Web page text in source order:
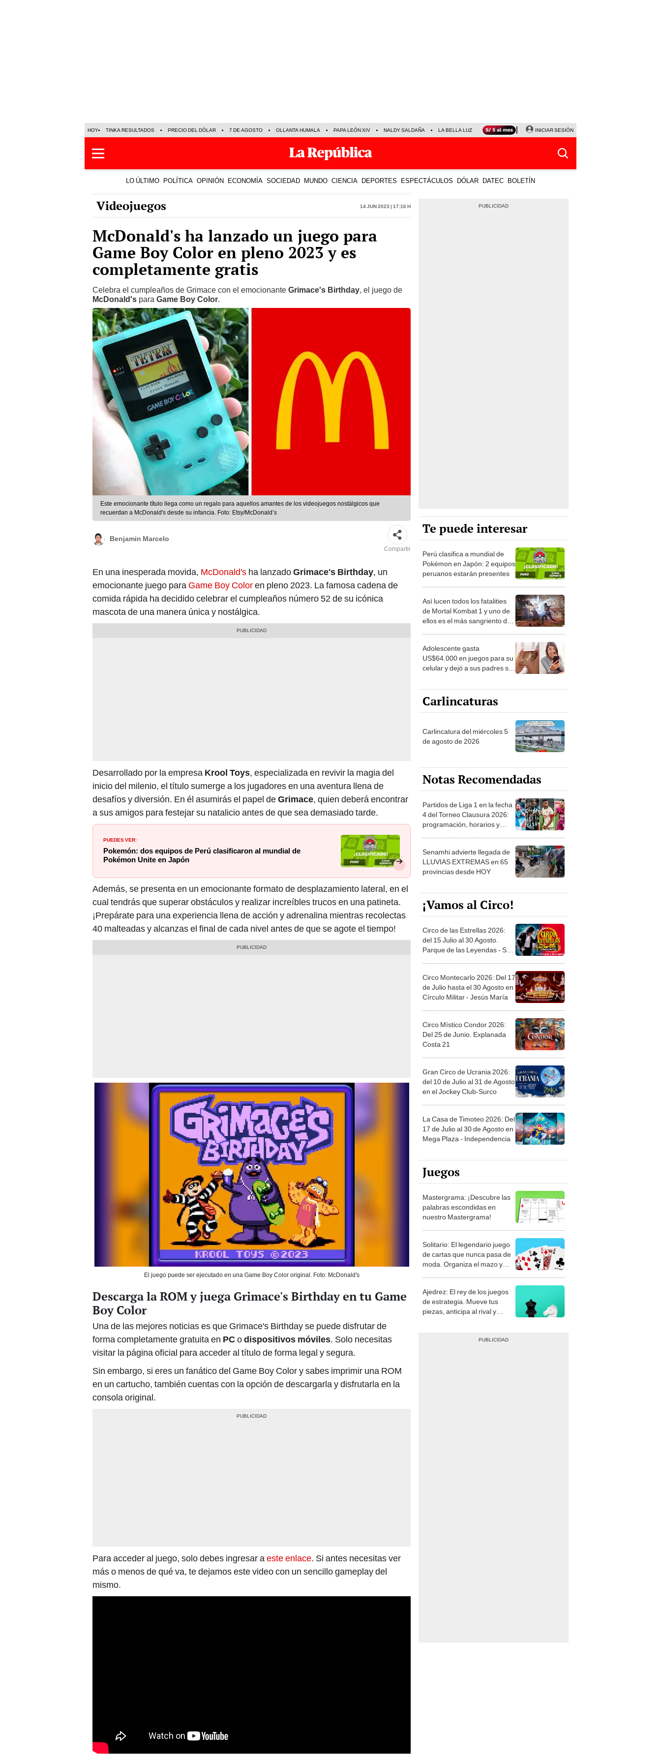
HOY TINKA RESULTADOS PRECIO DEL DÓLAR 7 DE AGOSTO OLLANTA HUMALA PAPA LEÓN XIV NALDY SALDAÑA LA BELLA LUZ MAGALY MEDINA SINUANO RESULTADOS HOY
INICIAR SESIÓN
LO ÚLTIMO POLÍTICA OPINIÓN ECONOMÍA SOCIEDAD MUNDO CIENCIA DEPORTES ESPECTÁCULOS DÓLAR DATEC BOLETÍN
Videojuegos 14 Jun 2023 | 17:16 h
McDonald's ha lanzado un juego para
Game Boy Color en pleno 2023 y es
completamente gratis
Celebra el cumpleaños de Grimace con el emocionante Grimace's Birthday, el juego de
McDonald's para Game Boy Color.
Este emocionante título llega como un regalo para aquellos amantes de los videojuegos nostálgicos que
recuerdan a McDonald's desde su infancia. Foto: Etsy/McDonald’s
Benjamin Marcelo
Compartir
En una inesperada movida, McDonald's ha lanzadoGrimace's Birthday, un
emocionante juego para Game Boy Coloren pleno 2023. La famosa cadena de
comida rápida ha decidido celebrar el cumpleaños número 52 de su icónica
mascota de una manera única y nostálgica.
Desarrollado por la empresa Krool Toys, especializada en revivir la magia del
inicio del milenio, el título sumerge a los jugadores en una aventura llena de
desafíos y diversión. En él asumirás el papel deGrimace, quien deberá encontrar
a sus amigos para festejar su natalicio antes de que sea demasiado tarde.
PUEDES VER:
Pokemón: dos equipos de Perú clasificaron al mundial de
Pokémon Unite en Japón
Además, se presenta en un emocionante formato de desplazamiento lateral, en el
cual tendrás que superar obstáculos y realizar increíbles trucos en una patineta.
¡Prepárate para una experiencia llena de acción y adrenalina mientras recolectas
40 malteadas y alcanzas el final de cada nivel antes de que se agote el tiempo!
El juego puede ser ejecutado en una Game Boy Color original. Foto: McDonald's
Descarga la ROM y juega Grimace's Birthday en tu Game
Boy Color
Una de las mejores noticias es que Grimace's Birthday se puede disfrutar de
forma completamente gratuita en PCodispositivos móviles. Solo necesitas
visitar la página oficial para acceder al título de forma legal y segura.
Sin embargo, si eres un fanático del Game Boy Color y sabes imprimir una ROM
en un cartucho, también cuentas con la opción de descargarla y disfrutarla en la
consola original.
Para acceder al juego, solo debes ingresar aeste enlace. Si antes necesitas ver
más o menos de qué va, te dejamos este video con un sencillo gameplay del
mismo.
Te puede interesar
Perú clasifica a mundial de
Pokémon en Japón: 2 equipos
peruanos estarán presentes
Así lucen todos los fatalities
de Mortal Kombat 1 y uno de
ellos es el más sangriento de
Adolescente gasta
US$64.000 en juegos para su
celular y dejó a sus padres sin
Carlincaturas
Carlincatura del miércoles 5
de agosto de 2026
Notas Recomendadas
Partidos de Liga 1 en la fecha
4 del Torneo Clausura 2026:
programación, horarios y
Senamhi advierte llegada de
LLUVIAS EXTREMAS en 65
provincias desde HOY
¡Vamos al Circo!
Circo de las Estrellas 2026:
del 15 Julio al 30 Agosto.
Parque de las Leyendas - San
Circo Montecarlo 2026: Del 17
de Julio hasta el 30 Agosto en
Círculo Militar - Jesús María
Circo Místico Condor 2026:
Del 25 de Junio. Explanada
Costa 21
Gran Circo de Ucrania 2026:
del 10 de Julio al 31 de Agosto
en el Jockey Club-Surco
La Casa de Timoteo 2026: Del
17 de Julio al 30 de Agosto en
Mega Plaza - Independencia
Juegos
Mastergrama: ¡Descubre las
palabras escondidas en
nuestro Mastergrama!
Solitario: El legendario juego
de cartas que nunca pasa de
moda. Organiza el mazo y
Ajedrez: El rey de los juegos
de estrategia. Mueve tus
piezas, anticipa al rival y